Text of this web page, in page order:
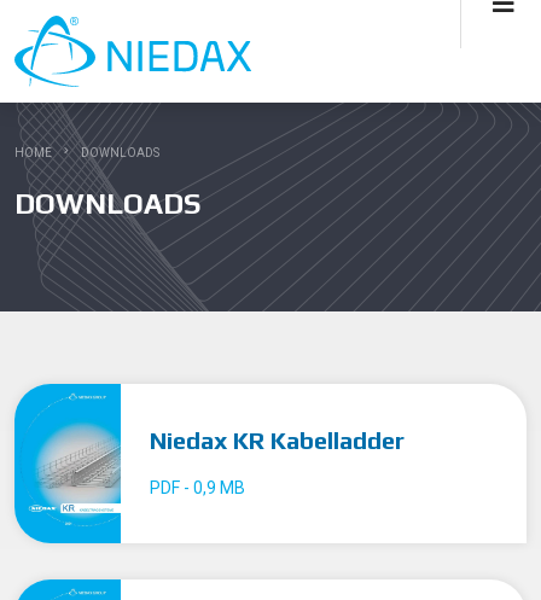
HOME DOWNLOADS
DOWNLOADS
Niedax KR Kabelladder
PDF - 0,9 MB